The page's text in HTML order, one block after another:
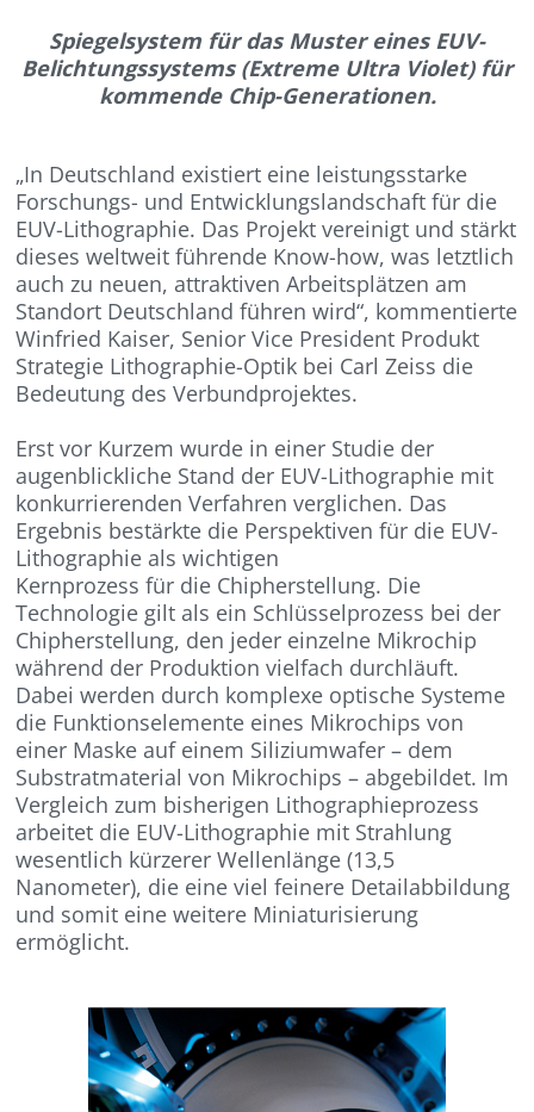
Spiegelsystem für das Muster eines EUV-
Belichtungssystems (Extreme Ultra Violet) für
kommende Chip-Generationen.
„In Deutschland existiert eine leistungsstarke
Forschungs- und Entwicklungslandschaft für die
EUV-Lithographie. Das Projekt vereinigt und stärkt
dieses weltweit führende Know-how, was letztlich
auch zu neuen, attraktiven Arbeitsplätzen am
Standort Deutschland führen wird“, kommentierte
Winfried Kaiser, Senior Vice President Produkt
Strategie Lithographie-Optik bei Carl Zeiss die
Bedeutung des Verbundprojektes.
Erst vor Kurzem wurde in einer Studie der
augenblickliche Stand der EUV-Lithographie mit
konkurrierenden Verfahren verglichen. Das
Ergebnis bestärkte die Perspektiven für die EUV-
Lithographie als wichtigen
Kernprozess für die Chipherstellung. Die
Technologie gilt als ein Schlüsselprozess bei der
Chipherstellung, den jeder einzelne Mikrochip
während der Produktion vielfach durchläuft.
Dabei werden durch komplexe optische Systeme
die Funktionselemente eines Mikrochips von
einer Maske auf einem Siliziumwafer – dem
Substratmaterial von Mikrochips – abgebildet. Im
Vergleich zum bisherigen Lithographieprozess
arbeitet die EUV-Lithographie mit Strahlung
wesentlich kürzerer Wellenlänge (13,5
Nanometer), die eine viel feinere Detailabbildung
und somit eine weitere Miniaturisierung
ermöglicht.